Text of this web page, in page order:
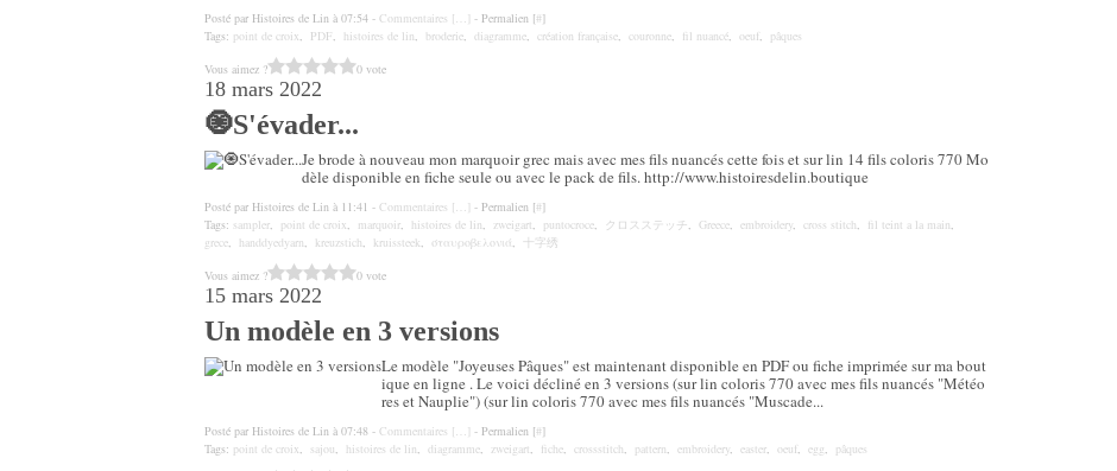
Posté par Histoires de Lin à 07:54 - Commentaires [… - Permalien [#]
Tags: point de croix, PDF, histoires de lin, broderie, diagramme, création française, couronne, fil nuancé, oeuf, pâques
Vous aimez ?
0 vote
18 mars 2022
🧿S'évader...
Je brode à nouveau mon marquoir grec mais avec mes fils nuancés cette fois et sur lin 14 fils coloris 770 Mo
dèle disponible en fiche seule ou avec le pack de fils. http://www.histoiresdelin.boutique
Posté par Histoires de Lin à 11:41 - Commentaires [… - Permalien [#]
Tags: sampler, point de croix, marquoir, histoires de lin, zweigart, puntocroce, クロスステッチ, Greece, embroidery, cross stitch, fil teint a la main,
grece, handdyedyarn, kreuzstich, kruissteek, σταυροβελονιά, 十字绣
Vous aimez ?
0 vote
15 mars 2022
Un modèle en 3 versions
Le modèle "Joyeuses Pâques" est maintenant disponible en PDF ou fiche imprimée sur ma bout
ique en ligne . Le voici décliné en 3 versions (sur lin coloris 770 avec mes fils nuancés "Météo
res et Nauplie") (sur lin coloris 770 avec mes fils nuancés "Muscade...
Posté par Histoires de Lin à 07:48 - Commentaires [… - Permalien [#]
Tags: point de croix, sajou, histoires de lin, diagramme, zweigart, fiche, crossstitch, pattern, embroidery, easter, oeuf, egg, pâques